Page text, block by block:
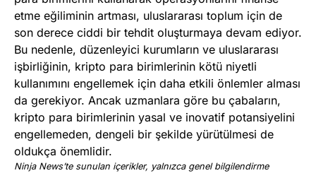
etme eğiliminin artması, uluslararası toplum için de
son derece ciddi bir tehdit oluşturmaya devam ediyor.
Bu nedenle, düzenleyici kurumların ve uluslararası
işbirliğinin, kripto para birimlerinin kötü niyetli
kullanımını engellemek için daha etkili önlemler alması
da gerekiyor. Ancak uzmanlara göre bu çabaların,
kripto para birimlerinin yasal ve inovatif potansiyelini
engellemeden, dengeli bir şekilde yürütülmesi de
oldukça önemlidir.
Ninja News’te sunulan içerikler, yalnızca genel bilgilendirme